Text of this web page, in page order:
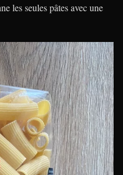
les seules pâtes avec une